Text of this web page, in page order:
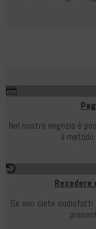
Nel nostro negozio è
il
Se non siete sodisfatti